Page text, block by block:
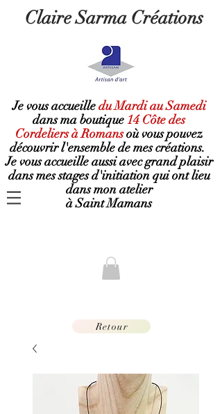
Claire Sarma Créations
Je vous accueilledu Mardi au Samedi
dans ma boutique14 Côte des
Cordeliers à Romansoùvous pouvez
découvrir l'ensemble de mes créations.
Je vous accueille aussi avec grand plaisir
dans mes stages d'initiation qui ont lieu
dans mon atelier
à Saint Mamans
Retour